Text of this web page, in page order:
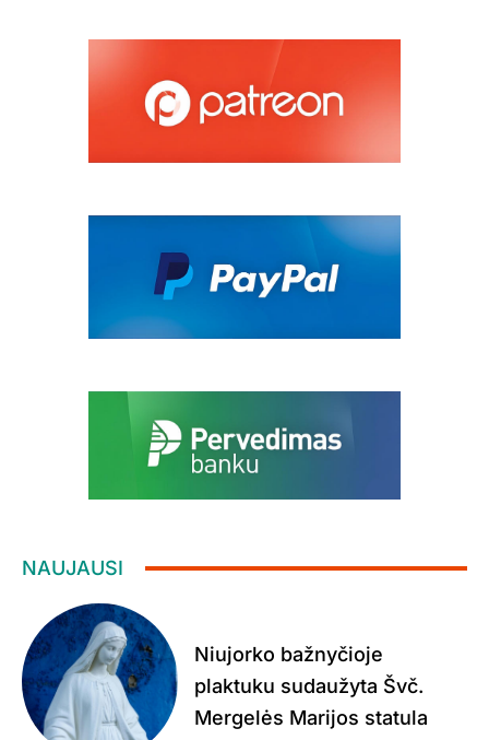
NAUJAUSI
Niujorko bažnyčioje
plaktuku sudaužyta Švč.
Mergelės Marijos statula